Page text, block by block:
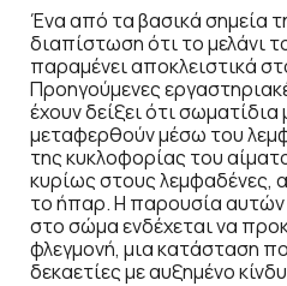
Ένα από τα βασικά σημεία
διαπίστωση ότι το μελάνι
παραμένει αποκλειστικά
Προηγούμενες
έχουν δείξει ότι
μεταφερθούν μέσω του
της κυκλοφορίας του
κυρίως στους λεμφαδένες,
το ήπαρ. Η παρουσία
στο σώμα ενδέχεται να
φλεγμονή, μια κατάσταση
δεκαετίες με αυξημένο